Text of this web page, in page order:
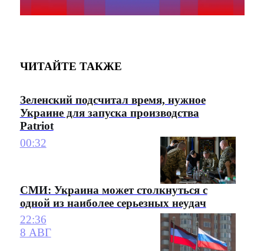
ЧИТАЙТЕ ТАКЖЕ
Зеленский подсчитал время, нужное
Украине для запуска производства
Patriot
00:32
СМИ: Украина может столкнуться с
одной из наиболее серьезных неудач
22:36
8 АВГ